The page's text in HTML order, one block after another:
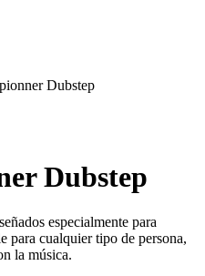
Dubstep
Dubstep
especialmente para
para cualquier tipo de persona,
la música.